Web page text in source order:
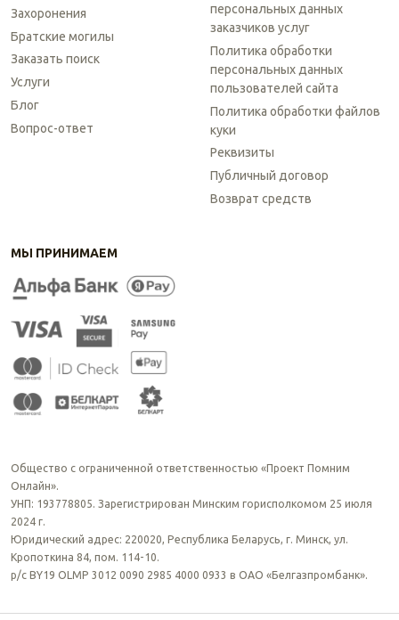
Захоронения
Братские могилы
Заказать поиск
Услуги
Блог
Вопрос-ответ
персональных данных
заказчиков услуг
Политика обработки
персональных данных
пользователей сайта
Политика обработки файлов
куки
Реквизиты
Публичный договор
Возврат средств
МЫ ПРИНИМАЕМ
Общество с ограниченной ответственностью «Проект Помним
Онлайн».
УНП: 193778805. Зарегистрирован Минским горисполкомом 25 июля
2024 г.
Юридический адрес: 220020, Республика Беларусь, г. Минск, ул.
Кропоткина 84, пом. 114-10.
р/с BY19 OLMP 3012 0090 2985 4000 0933 в ОАО «Белгазпромбанк».